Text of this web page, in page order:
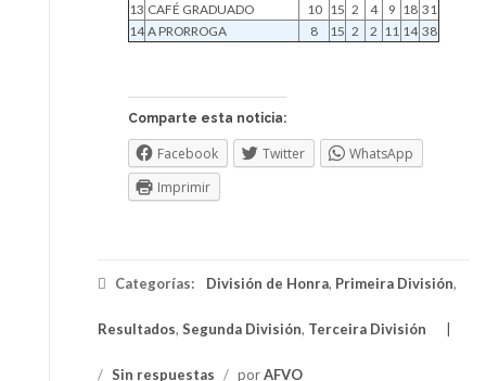
13 CAFÉ GRADUADO 10 15 2 4 9 18 31
14 A PRORROGA 8 15 2 2 11 14 38
Comparte esta noticia:
Facebook Twitter
WhatsApp
Imprimir
Categorías: División de Honra, Primeira División,
Resultados, Segunda División, Terceira División
/ Sin respuestas / porAFVO